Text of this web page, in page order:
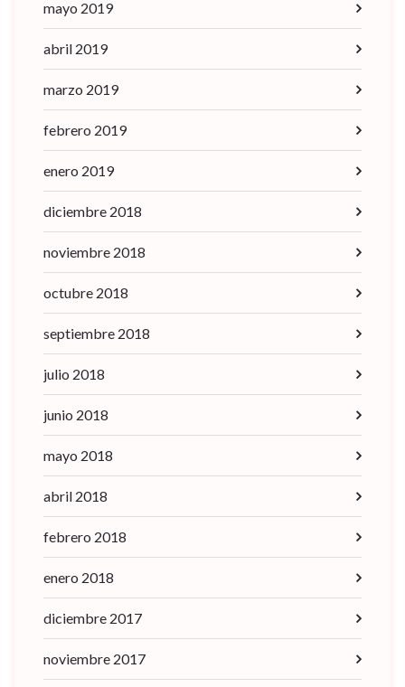
mayo 2019
abril 2019
marzo 2019
febrero 2019
enero 2019
diciembre 2018
noviembre 2018
octubre 2018
septiembre 2018
julio 2018
junio 2018
mayo 2018
abril 2018
febrero 2018
enero 2018
diciembre 2017
noviembre 2017